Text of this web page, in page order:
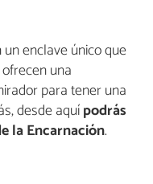
enclave único que
una
para tener una
desde aquípodrás
la Encarnación.